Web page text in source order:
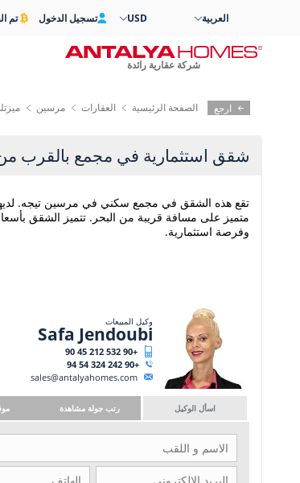
ارجع الصفحة الرئيسية العقارات مرسين
شقق استثمارية في مجمع بالقرب
تقع هذه الشقق في مجمع سكني في مرسين تيجه.
متميز على مسافة قريبة من البحر. تتميز الشقق
وفرصة استثمارية.
وكيل المبيعات
Safa Jendoubi
+90 532 212 45 90
+90 242 324 54 94
sales@antalyahomes.com
اسأل الوكيل رتب جولة مشاهدة
العربية USD تسجيل الدخول تم
شركة عقارية رائدة